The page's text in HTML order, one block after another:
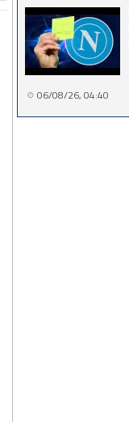
06/08/26, 04:40